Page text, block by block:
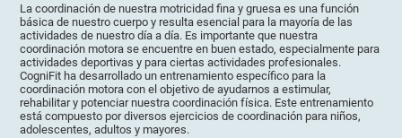
La coordinación de nuestra motricidad fina y gruesa es una función
básica de nuestro cuerpo y resulta esencial para la mayoría de las
actividades de nuestro día a día. Es importante que nuestra
coordinación motora se encuentre en buen estado, especialmente para
actividades deportivas y para ciertas actividades profesionales.
CogniFit ha desarrollado un entrenamiento específico para la
coordinación motora con el objetivo de ayudarnos a estimular,
rehabilitar y potenciar nuestra coordinación física. Este entrenamiento
está compuesto por diversos ejercicios de coordinación para niños,
adolescentes, adultos y mayores.